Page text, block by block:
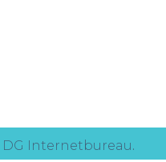
DG Internetbureau.